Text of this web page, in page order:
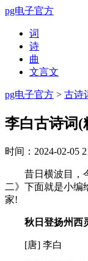
pg电子官方
词
诗
曲
文言文
pg电子官方 > 古诗
李白古诗词(
时间： 2024-02-05
昔日横波目，今
二》下面就是小编
家!
秋日登扬州西
[唐] 李白